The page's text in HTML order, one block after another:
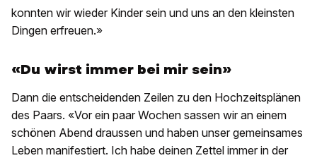
konnten wir wieder Kinder sein und uns an den kleinsten
Dingen erfreuen.»
«Du wirst immer bei mir sein»
Dann die entscheidenden Zeilen zu den Hochzeitsplänen
des Paars. «Vor ein paar Wochen sassen wir an einem
schönen Abend draussen und haben unser gemeinsames
Leben manifestiert. Ich habe deinen Zettel immer in der